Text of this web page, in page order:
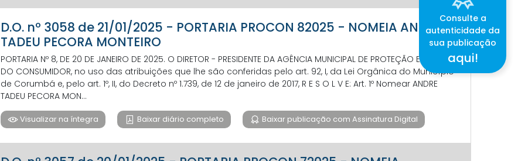
D.O. nº 3058 de 21/01/2025 - PORTARIA PROCON 82025 - NOMEIA ANDRE
TADEU PECORA MONTEIRO
PORTARIA Nº 8, DE 20 DE JANEIRO DE 2025. O DIRETOR - PRESIDENTE DA AGÊNCIA MUNICIPAL DE PROTEÇÃO E DEFESA
DO CONSUMIDOR, no uso das atribuições que lhe são conferidas pelo art. 92, I, da Lei Orgânica do Município
de Corumbá e, pelo art. 1º, II, do Decreto nº 1.739, de 12 de janeiro de 2017, R E S O L V E: Art. 1º Nomear ANDRE
TADEU PECORA MON...
Visualizar na íntegra Baixar diário completo Baixar publicação com Assinatura Digital
Consulte a
autenticidade da
sua publicação
aqui!